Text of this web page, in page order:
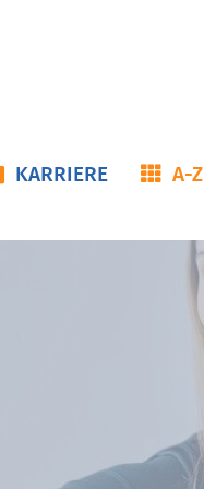
KARRIERE A-Z